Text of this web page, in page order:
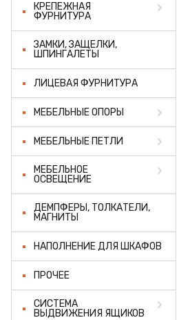
КРЕПЕЖНАЯ
ФУРНИТУРА
ЗАМКИ, ЗАЩЕЛКИ,
ШПИНГАЛЕТЫ
ЛИЦЕВАЯ ФУРНИТУРА
МЕБЕЛЬНЫЕ ОПОРЫ
МЕБЕЛЬНЫЕ ПЕТЛИ
МЕБЕЛЬНОЕ
ОСВЕЩЕНИЕ
ДЕМПФЕРЫ, ТОЛКАТЕЛИ,
МАГНИТЫ
НАПОЛНЕНИЕ ДЛЯ ШКАФОВ
ПРОЧЕЕ
СИСТЕМА
ВЫДВИЖЕНИЯ ЯЩИКОВ